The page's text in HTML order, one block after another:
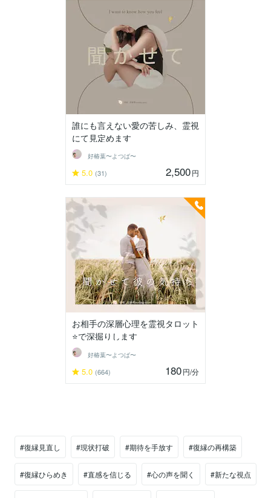
誰にも言えない愛の苦しみ、霊視
にて見定めます
好椿葉〜よつば〜
5.0 (31) 2,500円
お相手の深層心理を霊視タロット
⭐️で深掘りします
好椿葉〜よつば〜
5.0 (664) 180円/分
#復縁見直し #現状打破 #期待を手放す #復縁の再構築
#復縁ひらめき #直感を信じる #心の声を聞く #新たな視点